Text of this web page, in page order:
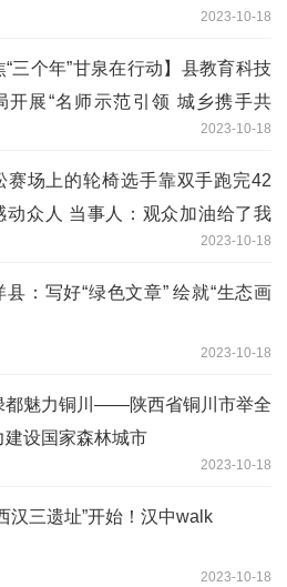
2023-10-18
“三个年”甘泉在行动】县教育科技
开展“名师示范引领 城乡携手共
2023-10-18
赛场上的轮椅选手靠双手跑完42
动众人 当事人：观众加油给了我
2023-10-18
县：写好“绿色文章” 绘就“生态画
2023-10-18
都魅力铜川——陕西省铜川市举全
建设国家森林城市
2023-10-18
汉三遗址”开始！汉中walk
2023-10-18